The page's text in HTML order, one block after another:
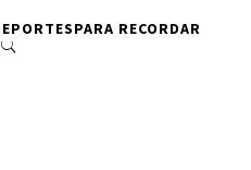
PARA RECORDAR